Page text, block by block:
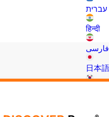
עברית
हिन्दी
فارسی
日本語